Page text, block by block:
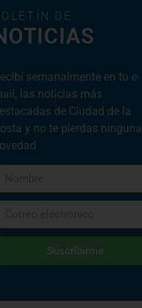
DE
semanalmente en tu e-
las noticias más
de Ciudad de la
y no te pierdas ninguna
Suscribirme